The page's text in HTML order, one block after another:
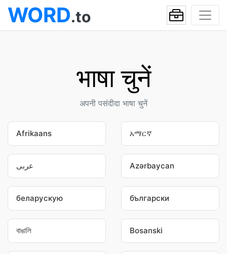
WORD.to
भाषा चुनें
अपनी पसंदीदा भाषा चुनें
Afrikaans አማርኛ
عربى Azərbaycan
беларускую български
বাঙালি Bosanski